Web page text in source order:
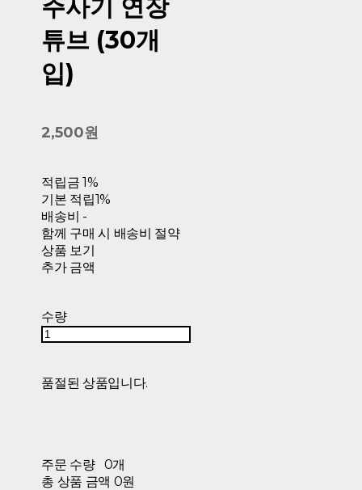
주사기 연장
튜브 (30개
입)
2,500원
적립금 1%
기본 적립1%
배송비 -
함께 구매 시 배송비 절약
상품 보기
추가 금액
수량
품절된 상품입니다.
주문 수량
0개
총 상품 금액 0원